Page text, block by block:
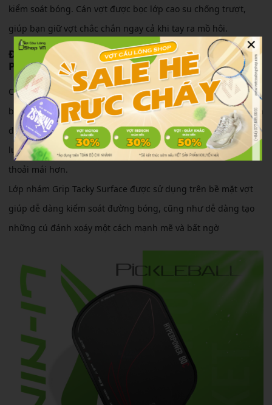
kiểm soát bóng. Cán vợt được bọc lớp cao su chống trượt,
giúp bạn giữ vợt chắc chắn ngay cả khi tay ra mồ hôi.
Điểm nổi bật của vợt Pickleball Lining Hyper
Power 80C
Công nghệ lõi tổ ong PP Honeycomb giúp cải thiện cảm giác
bóng, hỗ trợ kiểm soát đường bóng tốt hơn, tăng cường sự ổn
định khi thực hiện các cú đánh mạnh và góp phần giảm áp
lực lên cổ tay cũng như khuỷu tay, mang lại trải nghiệm chơi
thoải mái hơn.
Lớp nhám Grip Tacky Surface được sử dụng trên bề mặt vợt
giúp dễ dàng kiểm soát đường bóng, cũng như dễ dàng tạo
những cú đánh xoáy một cách mạnh mẽ và bất ngờ
×